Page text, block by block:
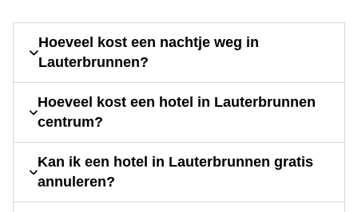
Hoeveel kost een nachtje weg in
Lauterbrunnen?
Hoeveel kost een hotel in Lauterbrunnen
centrum?
Kan ik een hotel in Lauterbrunnen gratis
annuleren?